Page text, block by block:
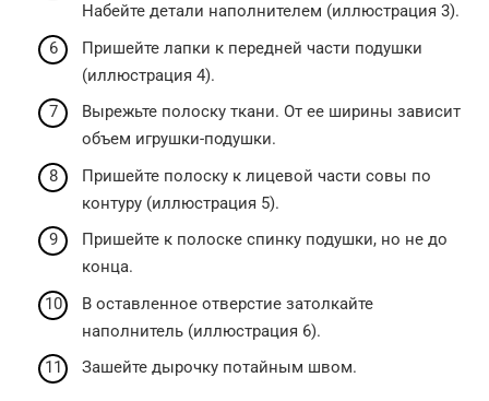
Набейте детали наполнителем (иллюстрация 3).
Пришейте лапки к передней части подушки
(иллюстрация 4).
Вырежьте полоску ткани. От ее ширины зависит
объем игрушки-подушки.
Пришейте полоску к лицевой части совы по
контуру (иллюстрация 5).
Пришейте к полоске спинку подушки, но не до
конца.
В оставленное отверстие затолкайте
наполнитель (иллюстрация 6).
Зашейте дырочку потайным швом.